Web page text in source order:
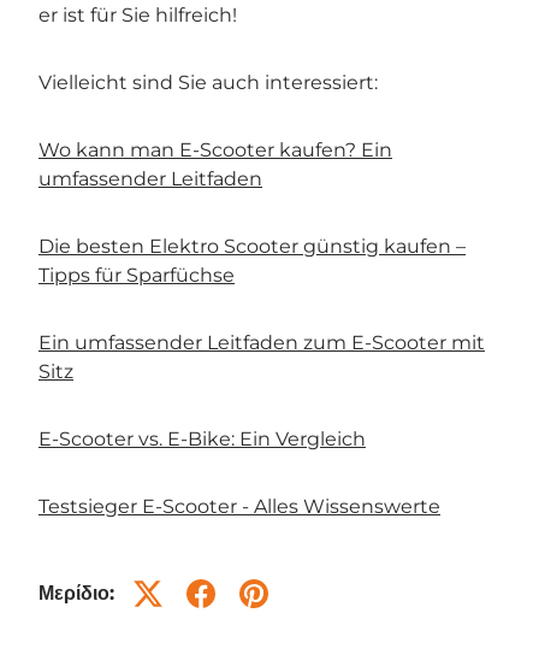
er ist für Sie hilfreich!
Vielleicht sind Sie auch interessiert:
Wo kann man E-Scooter kaufen? Ein
umfassender Leitfaden
Die besten Elektro Scooter günstig kaufen –
Tipps für Sparfüchse
Ein umfassender Leitfaden zum E-Scooter mit
Sitz
E-Scooter vs. E-Bike: Ein Vergleich
Testsieger E-Scooter - Alles Wissenswerte
Μερίδιο: